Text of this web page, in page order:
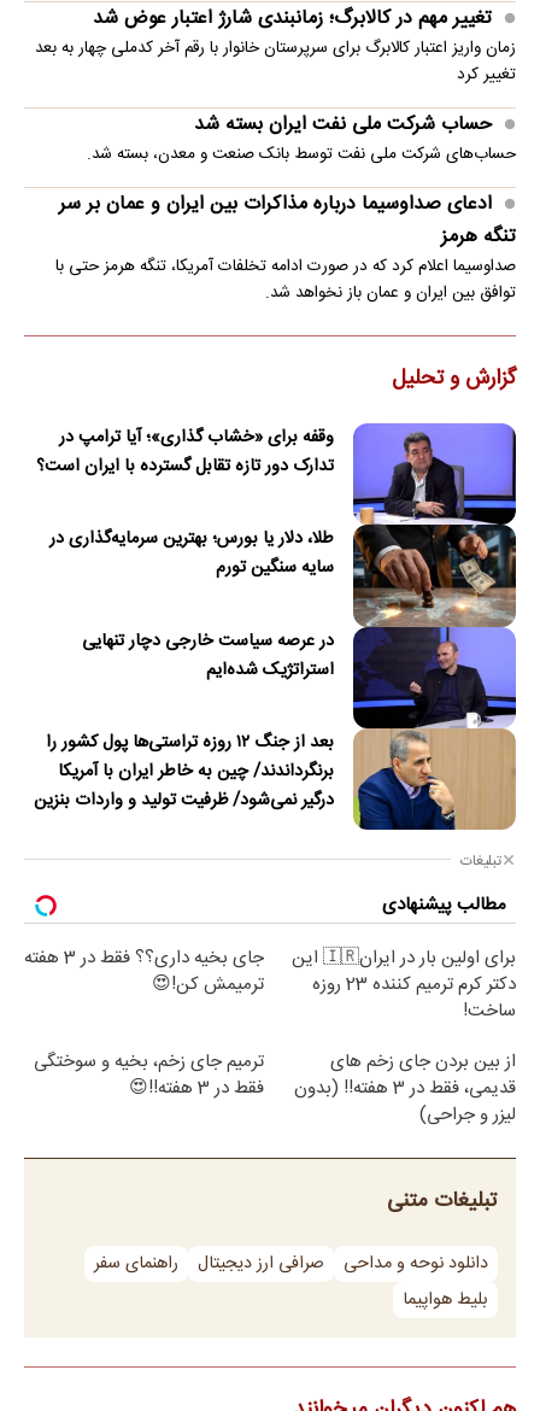
تغییر مهم در کالابرگ؛ زمانبندی‌ شارژ اعتبار عوض شد
زمان واریز اعتبار کالابرگ برای سرپرستان خانوار با رقم آخر کدملی چهار به بعد
تغییر کرد
حساب‌ شرکت ملی نفت ایران بسته شد
حساب‌های شرکت ملی نفت توسط بانک صنعت و معدن، بسته شد.
ادعای صداوسیما درباره مذاکرات بین ایران و عمان بر سر
تنگه هرمز
صداوسیما اعلام کرد که در صورت ادامه تخلفات آمریکا، تنگه هرمز حتی با
توافق بین ایران و عمان باز نخواهد شد.
گزارش و تحلیل
وقفه برای «خشاب گذاری»؛ آیا ترامپ در
تدارک دور تازه تقابل گسترده با ایران است؟
طلا، دلار یا بورس؛ بهترین سرمایه‌گذاری در
سایه سنگین تورم
در عرصه سیاست خارجی دچار تنهایی
استراتژیک شده‌ایم
بعد از جنگ ۱۲ روزه تراستی‌ها پول کشور را
برنگرداندند/ چین به خاطر ایران با آمریکا
درگیر نمی‌شود/ ظرفیت تولید و واردات بنزین
توانایی ذخیره نفت در محاصره را داریم
تبلیغات
مطالب پیشنهادی
برای اولین بار در ایران🇮🇷 این
دکتر کرم ترمیم کننده 23 روزه
ساخت!
جای بخیه داری؟؟ فقط در 3 هفته
ترمیمش کن!😍
از بین بردن جای زخم های
قدیمی، فقط در 3 هفته!! (بدون
لیزر و جراحی)
ترمیم جای زخم، بخیه و سوختگی
فقط در 3 هفته!!😍
تبلیغات متنی
دانلود نوحه و مداحی صرافی ارز دیجیتال
راهنمای سفر
بلیط هواپیما